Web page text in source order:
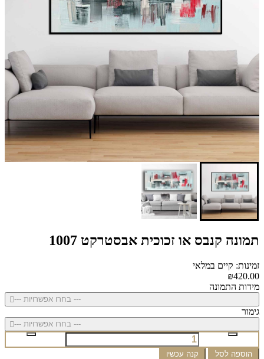
תמונה קנבס או זכוכית אבסטרקט 1007
זמינות: קיים במלאי
₪420.00
מידות התמונה
--- בחרו אפשרויות ---
גימור
--- בחרו אפשרויות ---
הוספה לסל קנה עכשיו